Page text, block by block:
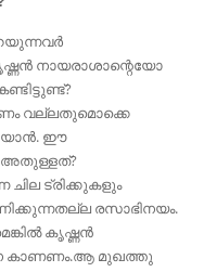
നായരാശാന്റെയോ
വല്ലതുമൊക്കെ
ഈ
അതുള്ളത്‌?
ചില ട്രിക്കുകളും
രസാഭിനയം.
കൃഷ്ണൻ
കാണണം.ആ മുഖത്തു